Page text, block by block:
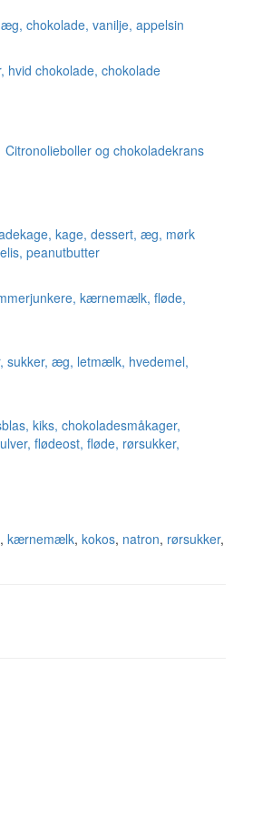
Citronolieboller og chokoladekrans
, kærnemælk, kokos, natron, rørsukker,